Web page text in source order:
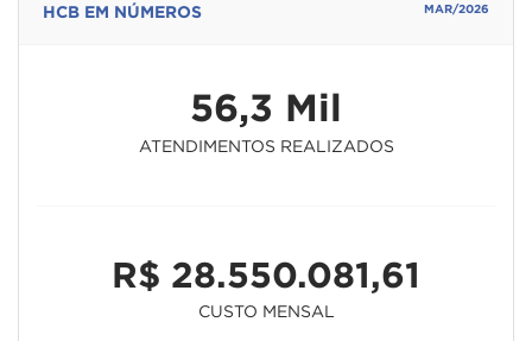
HCB EM NÚMEROS MAR/2026
56,3 Mil
ATENDIMENTOS REALIZADOS
R$ 28.550.081,61
CUSTO MENSAL